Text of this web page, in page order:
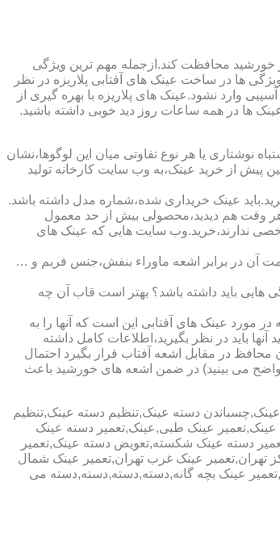
خورشید محافظت کند.ازجمله مهم ترین ویژگی
آن اشاره کرد.هردو این ویژگی ها در ساخت عینک های آفتابی پلاریزه در نظر
وارد نشود.عینک های پلاریزه با بهره گیری از
ها در همه ساعات روز دید خوبی داشته باشید.
نوشتاری یا هر نوع تفاوتی میان این لوگوها،نشان
پیش از خرید عینک،به وب سایت کارخانه تولید
عینک خریداری شده،شماره مدل داشته باشد.
وقت هم دیدید،محصولی بیش از حد معمول
ندارند،خرید.وب سایت هایی که عینک های
آن در برابر اشعه ماوراء بنفش،جنس فریم و …
هایی باید داشته باشد؟ بهتر است قاب آن چه
مورد عینک های آفتابی این است که آنها را به
باید در نظر بگیرید،اطلاعات کامل داشته
در مقابل اشعه آفتاب قرار بگیرد احتمال
می بینید) در ضمن اشعه های خورشید باعث
دسته عینک,تنظیم دسته عینک,تنظیم
عینک طبی,عینک,تعمیر دسته عینک
دسته عینک شکسته,تعویض دسته عینک,تعمیر
تهران,تعمیر عینک غرب تهران,تعمیر عینک شمال
عینک بچه گانه,دسته,دسته,دسته,دسته می